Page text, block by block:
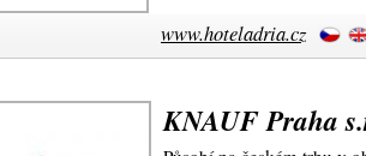
www.hoteladria.cz
KNAUF Praha